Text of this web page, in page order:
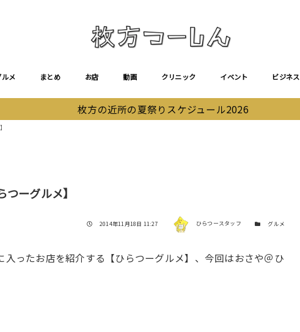
ルメ まとめ お店 動画 クリニック イベント ビジネス
枚方の近所の夏祭りスケジュール2026
ーグルメ】
投稿日
2014年11月18日 11:27 著者 ひらつースタッフ カテゴリー
グルメ
ったお店を紹介する【ひらつーグルメ】、今回はおさや＠ひ